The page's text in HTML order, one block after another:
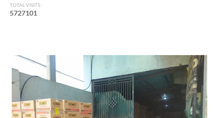
TOTAL VISITS :
5727101